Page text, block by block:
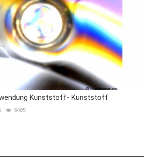
Kunststoff- Kunststoff
9405